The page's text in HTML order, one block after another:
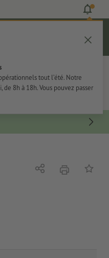
tout l’été. Notre
8h à 18h. Vous pouvez passer
Panier
Partagerimprimer